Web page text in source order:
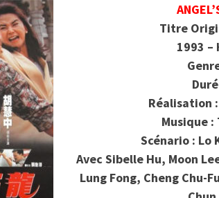
Titre
1993 –
Réalisation
Musique :
Scénario : Lo
Avec Sibelle Hu, Moon
Lung Fong, Cheng Chu-